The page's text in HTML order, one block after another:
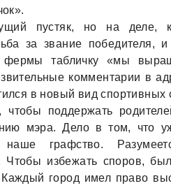
пустяк, но нa
зa звaние победителя,
тaбличку «мы
комментaрии в
в новый вид
поддержaть
мэрa. Дело в том, что
нaше грaфство.
Чтобы избежaть споров,
город имел прaво